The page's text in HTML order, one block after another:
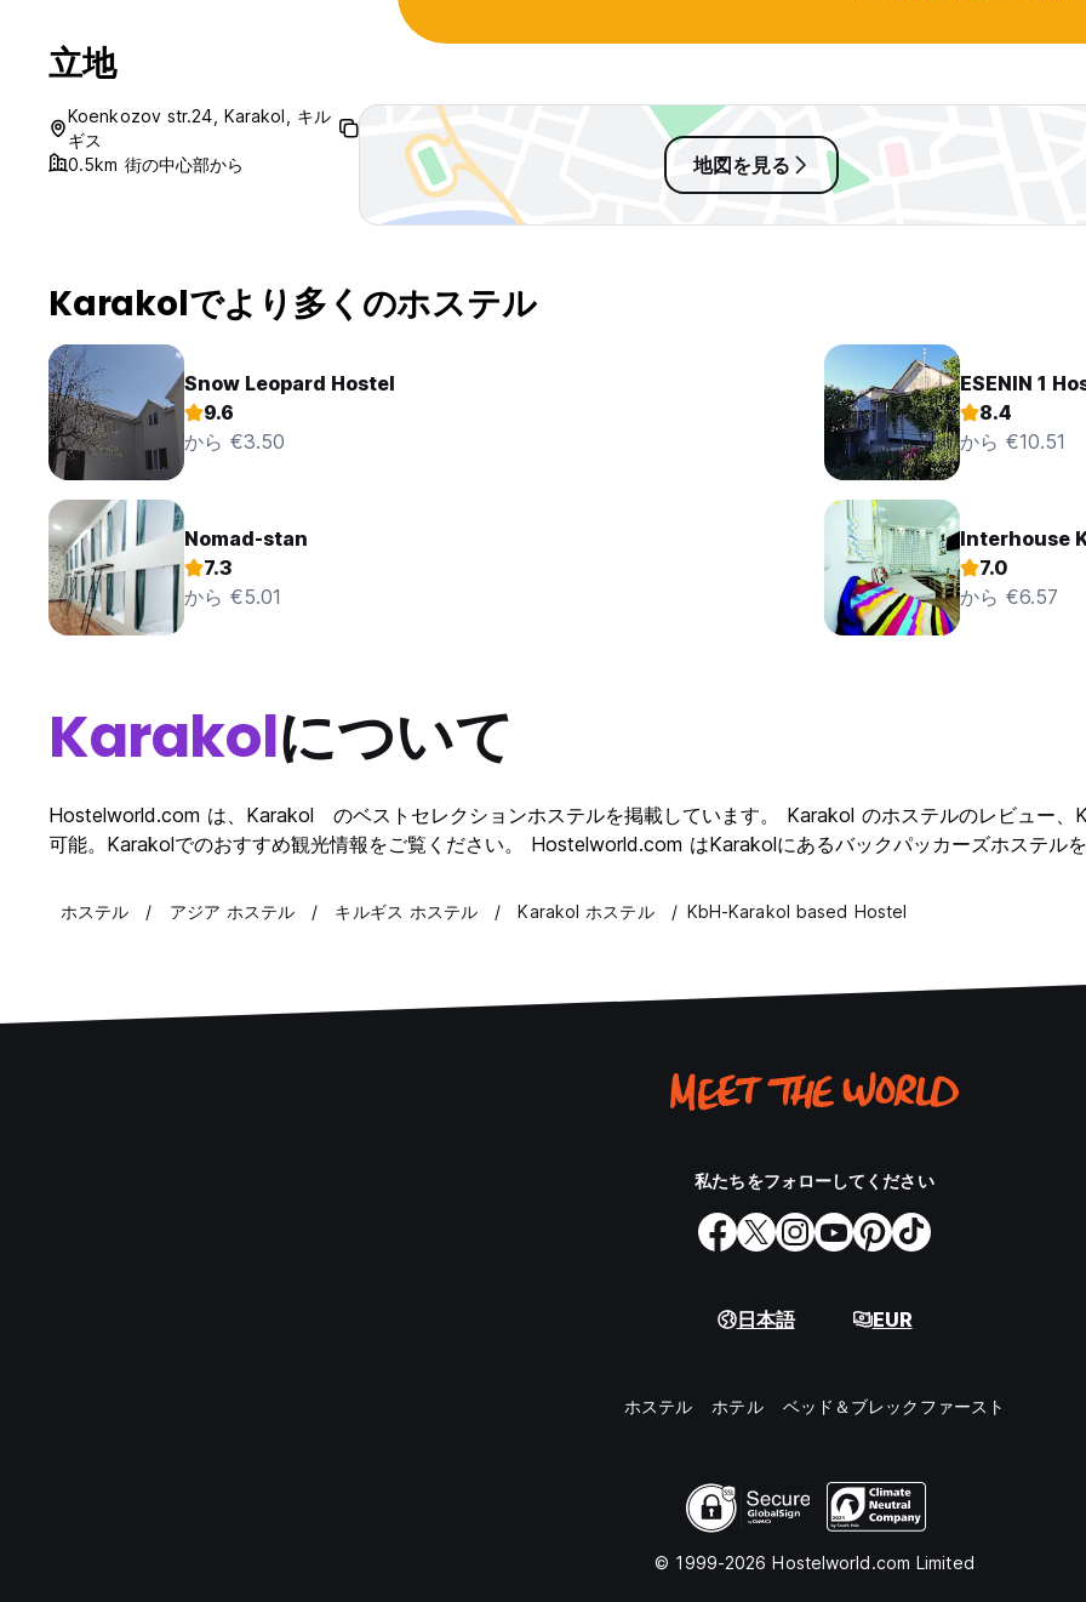
立地
Koenkozov str.24, Karakol, キル
ギス
0.5km 街の中心部から
地図を見る
Karakolでより多くのホステル
Snow Leopard Hostel
9.6
から €3.50
ESENIN 1
8.4
から €10.51
Nomad-stan
7.3
から €5.01
Interhouse
7.0
から €6.57
Karakolについて
Hostelworld.com は、Karakol のベストセレクションホステルを掲載しています。 Karakol のホステルのレビュー、
可能。Karakolでのおすすめ観光情報をご覧ください。 Hostelworld.com はKarakolにあるバックパッカーズホステル
ホステル アジア ホステル キルギス ホステル Karakol ホステル KbH-Karakol based Hostel
私たちをフォローしてください
日本語 EUR
ホステル ホテル ベッド＆ブレックファースト
© 1999-2026 Hostelworld.com Limited